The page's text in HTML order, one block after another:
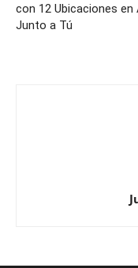
con 12 Ubicaciones en
Junto a Tú